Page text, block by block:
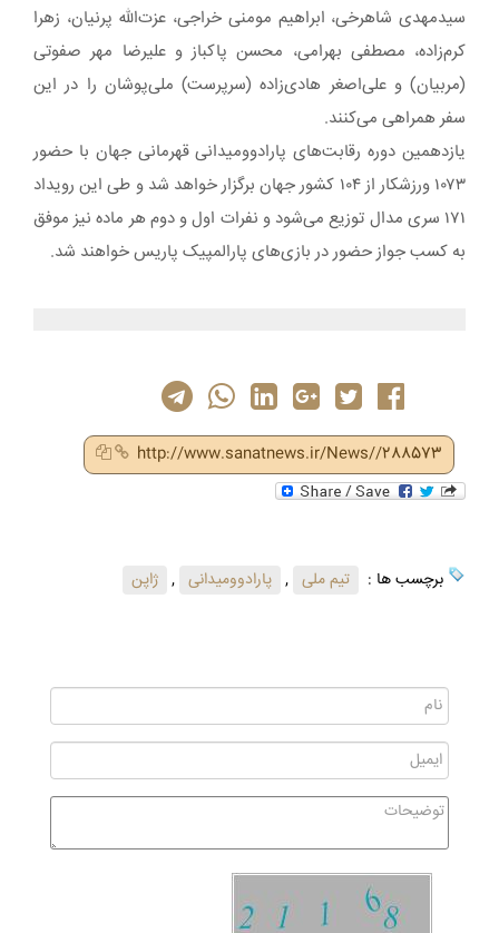
سیدمهدی شاهرخی، ابراهیم مومنی خراجی، عزت‌الله پرنیان، زهرا
کرم‌زاده، مصطفی بهرامی، محسن پاکباز و علیرضا مهر صفوتی
(مربیان) و علی‌اصغر هادی‌زاده (سرپرست) ملی‌پوشان را در این
سفر همراهی می‌کنند.
یازدهمین دوره رقابت‌های پارادوومیدانی قهرمانی جهان با حضور
۱۰۷۳ ورزشکار از ۱۰۴ کشور جهان برگزار خواهد شد و طی این رویداد
۱۷۱ سری مدال توزیع می‌شود و نفرات اول و دوم هر ماده نیز موفق
به کسب جواز حضور در بازی‌های پارالمپیک پاریس خواهند شد.
http://www.sanatnews.ir/News//288573
برچسب ها : تیم ملی , پارادوومیدانی , ژاپن